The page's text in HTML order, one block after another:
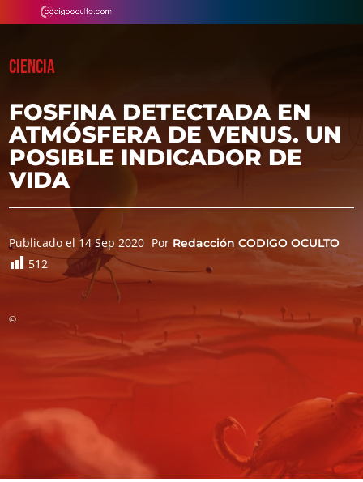
CIENCIA
FOSFINA DETECTADA EN
ATMÓSFERA DE VENUS. UN
POSIBLE INDICADOR DE
VIDA
Publicado el 14 Sep 2020 Por Redacción CODIGO OCULTO
512
©